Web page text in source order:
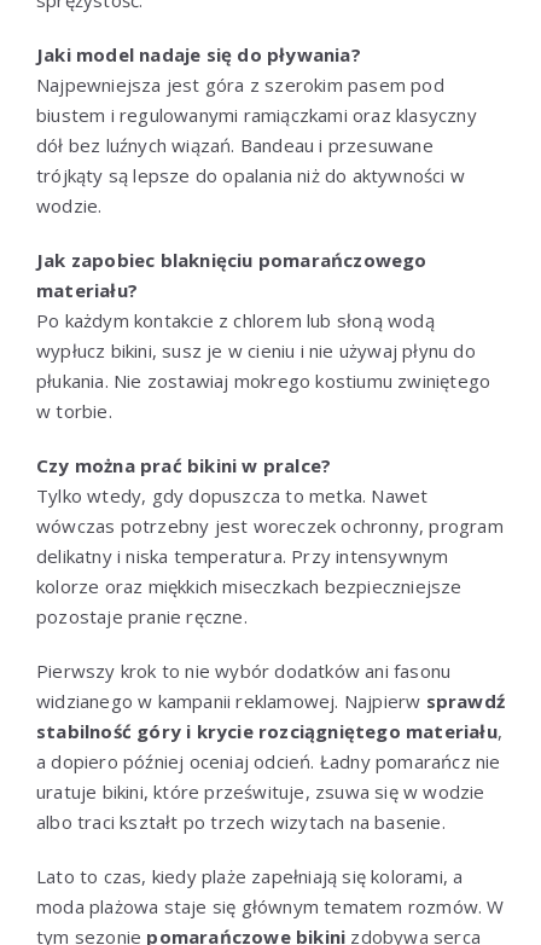
Jaki model nadaje się do pływania?
Najpewniejsza jest góra z szerokim pasem pod
biustem i regulowanymi ramiączkami oraz klasyczny
dół bez luźnych wiązań. Bandeau i przesuwane
trójkąty są lepsze do opalania niż do aktywności w
wodzie.
Jak zapobiec blaknięciu pomarańczowego
materiału?
Po każdym kontakcie z chlorem lub słoną wodą
wypłucz bikini, susz je w cieniu i nie używaj płynu do
płukania. Nie zostawiaj mokrego kostiumu zwiniętego
w torbie.
Czy można prać bikini w pralce?
Tylko wtedy, gdy dopuszcza to metka. Nawet
wówczas potrzebny jest woreczek ochronny, program
delikatny i niska temperatura. Przy intensywnym
kolorze oraz miękkich miseczkach bezpieczniejsze
pozostaje pranie ręczne.
Pierwszy krok to nie wybór dodatków ani fasonu
widzianego w kampanii reklamowej. Najpierw sprawdź
stabilność góry i krycie rozciągniętego materiału,
a dopiero później oceniaj odcień. Ładny pomarańcz nie
uratuje bikini, które prześwituje, zsuwa się w wodzie
albo traci kształt po trzech wizytach na basenie.
Lato to czas, kiedy plaże zapełniają się kolorami, a
moda plażowa staje się głównym tematem rozmów. W
tym sezonie pomarańczowe bikini zdobywa serca